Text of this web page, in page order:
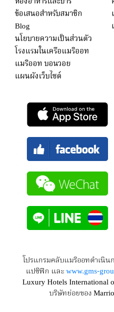
ข้อเสนอสำหรับสมาชิก
Blog
นโยบายความเป็นส่วนตัว
โรงแรมในเครือแมริออท
แมริออท บอนวอย
แผนผังเว็บไซต์
โปรแกรมคลับแมริออทดำเนิน
แปซิฟิก และwww.gms-
Luxury Hotels International
บริษัทย่อยของ